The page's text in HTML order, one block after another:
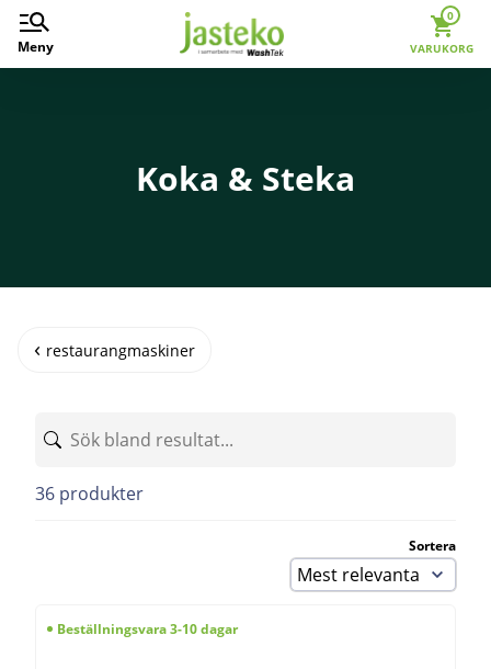
Meny
0
VARUKORG
Koka & Steka
restaurangmaskiner
36 produkter
Sortera
Beställningsvara 3-10 dagar